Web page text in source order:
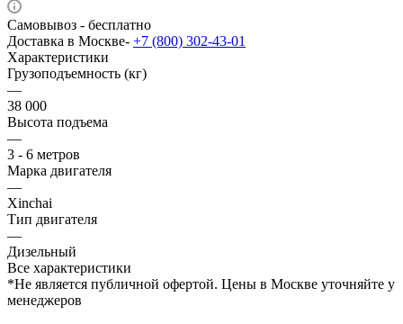
Самовывоз - бесплатно
Доставка в Москве- +7 (800) 302-43-01
Характеристики
Грузоподъемность (кг)
—
38 000
Высота подъема
—
3 - 6 метров
Марка двигателя
—
Xinchai
Тип двигателя
—
Дизельный
Все характеристики
*Не является публичной офертой. Цены в Москве уточняйте у
менеджеров